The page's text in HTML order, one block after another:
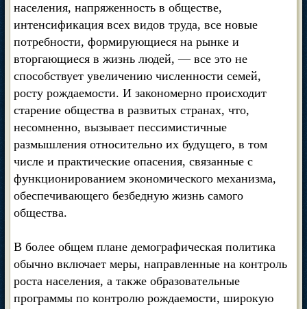
населения, напряженность в обществе,
интенсификация всех видов труда, все новые
потребности, формирующиеся на рынке и
вторгающиеся в жизнь людей, — все это не
способствует увеличению численности семей,
росту рождаемости. И закономерно происходит
старение общества в развитых странах, что,
несомненно, вызывает пессимистичные
размышления относительно их будущего, в том
числе и практические опасения, связанные с
функционированием экономического механизма,
обеспечивающего безбедную жизнь самого
общества.
В более общем плане демографическая политика
обычно включает меры, направленные на контроль
роста населения, а также образовательные
программы по контролю рождаемости, широкую